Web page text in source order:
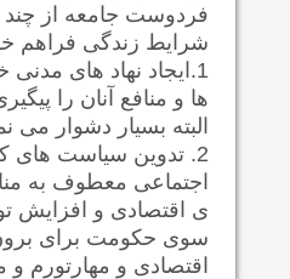
فردوست جامعه از چند
شرایط زندگی فراهم
1.ایجاد نهاد های
ها و منافع آنان را
البته بسیار دشوار می
2. تدوین سیاست های
اجتماعی معطوف به
ی اقتصادی و افزایش
سوی حکومت برای
اقتصادی و مهارتورم و